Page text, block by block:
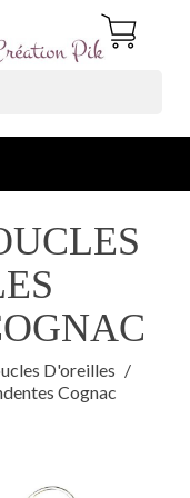

D'oreilles
Cognac